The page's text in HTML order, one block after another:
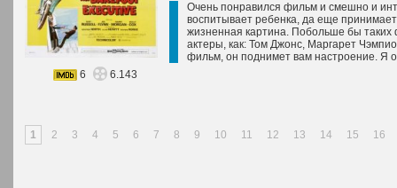
Очень понравился фильм и смешно и
воспитывает ребенка, да еще
жизненная картина. Побольше бы
актеры, как: Том Джонс, Маргарет
фильм, он поднимет вам настроение. Я
6
6.143
1 2 3 4 5 6 7 8 9 10 11 12 13 14 15 16